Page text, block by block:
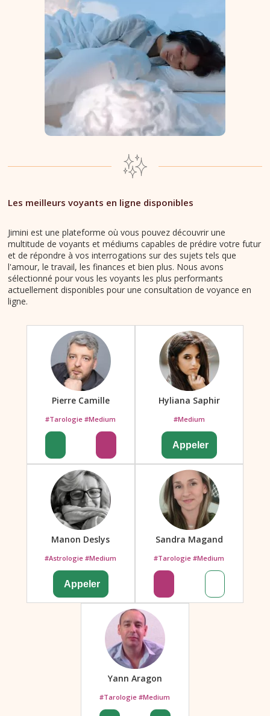
Les meilleurs voyants en ligne disponibles
Jimini est une plateforme où vous pouvez découvrir une
multitude de voyants et médiums capables de prédire votre futur
et de répondre à vos interrogations sur des sujets tels que
l'amour, le travail, les finances et bien plus. Nous avons
sélectionné pour vous les voyants les plus performants
actuellement disponibles pour une consultation de voyance en
ligne.
Pierre Camille
#Tarologie #Medium
Hyliana Saphir
#Medium
Manon Deslys
#Astrologie #Medium
Sandra Magand
#Tarologie #Medium
Yann Aragon
#Tarologie #Medium